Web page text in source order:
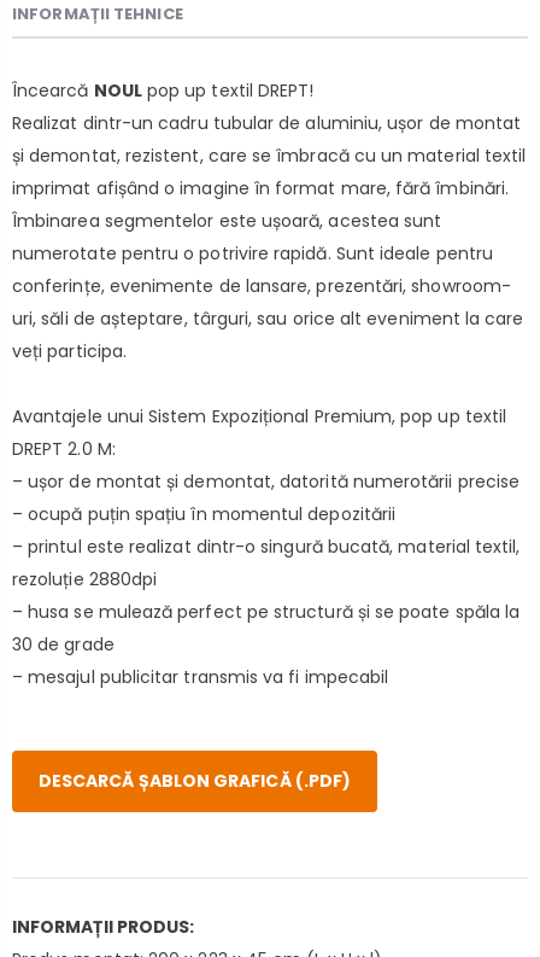
INFORMAȚII TEHNICE
Încearcă NOULpop up textil DREPT!
Realizat dintr-un cadru tubular de aluminiu, ușor de montat
și demontat, rezistent, care se îmbracă cu un material textil
imprimat afișând o imagine în format mare, fără îmbinări.
Îmbinarea segmentelor este ușoară, acestea sunt
numerotate pentru o potrivire rapidă. Sunt ideale pentru
conferințe, evenimente de lansare, prezentări, showroom-
uri, săli de așteptare, târguri, sau orice alt eveniment la care
veți participa.
Avantajele unui Sistem Expozițional Premium, pop up textil
DREPT 2.0 M:
– ușor de montat și demontat, datorită numerotării precise
– ocupă puțin spațiu în momentul depozitării
– printul este realizat dintr-o singură bucată, material textil,
rezoluție 2880dpi
– husa se mulează perfect pe structură și se poate spăla la
30 de grade
– mesajul publicitar transmis va fi impecabil
DESCARCĂ ȘABLON GRAFICĂ (.PDF)
INFORMAȚII PRODUS: